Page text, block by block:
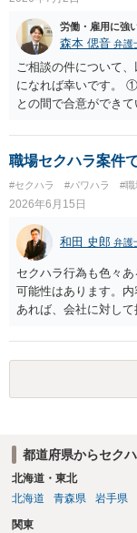
しないようにして下
損にはなりません。
されません。 ５ 裁
判決を得て確定すれ
わない場合には、給
難易度によって変わ
いますので、依頼する
労働・雇用に強
森本 偲音 弁護
ご相談の件について
になれば幸いです。
との間で合意ができ
は口頭でも成立しま
拠がない限り立証が
ます。 ②未払給与に
払われていない場合
す。 ③休日・時間外
を示す証拠があるか
ハラ・セクハラに関し
れますので、録音デ
かと存じます。 ⑤退
きっぱりと断ればよ
雇無効を争うなどの
すが、まずは、資料
談するか、労働基準
職場セクハラ案件
#セクハラ #パワハラ #職
2026年6月15日
和田 史郎 弁護
セクハラ行為も色々
可能性はあります。
あれば、会社に対し
都道府県からセク
北海道・東北
北海道
青森県 岩手県
関東